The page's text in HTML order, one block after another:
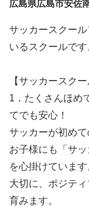
広島県広島市安佐
サッカースクー
いるスクールです
【サッカースク
1．たくさんほめ
てでも安心！
サッカーが初め
お子様にも「サ
を心掛けていま
大切に、ポジテ
育みます。